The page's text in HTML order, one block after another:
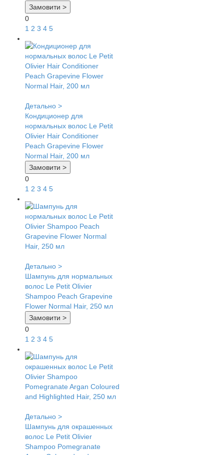
Замовити >
0
1 2 3 4 5
Детально >
Кондиционер для
нормальных волос Le Petit
Olivier Hair Conditioner
Peach Grapevine Flower
Normal Hair, 200 мл
Замовити >
0
1 2 3 4 5
Детально >
Шампунь для нормальных
волос Le Petit Olivier
Shampoo Peach Grapevine
Flower Normal Hair, 250 мл
Замовити >
0
1 2 3 4 5
Детально >
Шампунь для окрашенных
волос Le Petit Olivier
Shampoo Pomegranate